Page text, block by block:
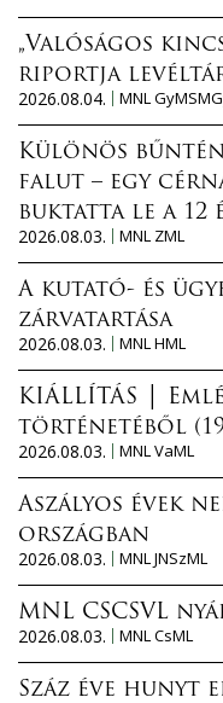
„Valóságos
riportja
2026.08.04.
MNL
Különös
falut – egy
buktatta le a 12
2026.08.03.
MNL ZML
A kutató- és
zárvatartása
2026.08.03.
MNL HML
KIÁLLÍTÁS │
történetéből
2026.08.03.
MNL VaML
Aszályos évek
országban
2026.08.03.
MNL JNSzML
MNL CSCSVL
2026.08.03.
MNL CsML
Száz éve hunyt